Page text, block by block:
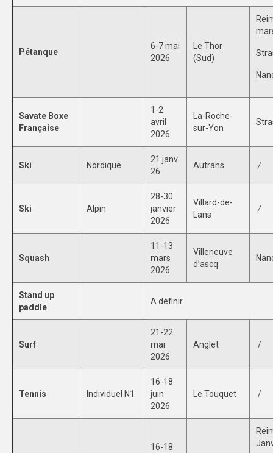
Pétanque
6-7 mai
2026
Le Thor
(Sud)
Savate Boxe
Française
1-2
avril
2026
La-Roche-
sur-Yon
Ski Nordique
21 janv.
26
Autrans /
Ski Alpin
28-30
janvier
2026
Villard-de-
Lans
/
Squash
11-13
mars
2026
Villeneuve
d’ascq
Stand up
paddle
A définir
Surf
21-22
mai
2026
Anglet /
Tennis Individuel N1
16-18
juin
2026
Le Touquet /
16-18